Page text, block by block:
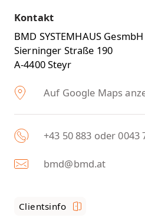
Kontakt
BMD SYSTEMHAUS GesmbH
Sierninger Straße 190
A-4400 Steyr
Auf Google Maps
+43 50 883 oder 0043
bmd@bmd.at
Clientsinfo